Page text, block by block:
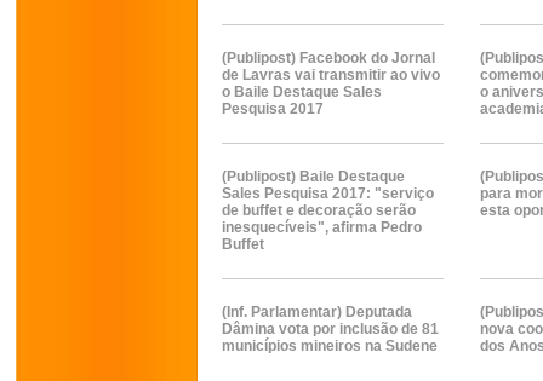
(Publipost) Facebook do Jornal
de Lavras vai transmitir ao vivo
o Baile Destaque Sales
Pesquisa 2017
o
(Publipost) Baile Destaque
Sales Pesquisa 2017: "serviço
de buffet e decoração serão
inesquecíveis", afirma Pedro
Buffet
para
esta
(Inf. Parlamentar) Deputada
Dâmina vota por inclusão de 81
municípios mineiros na Sudene
nova
dos